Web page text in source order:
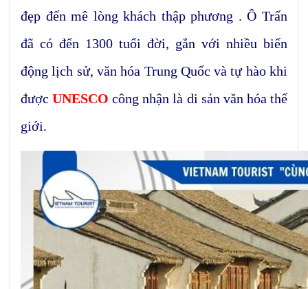
đẹp đến mê lòng khách thập phương . Ô Trấn
đã có đến 1300 tuổi đời, gắn với nhiều biến
động lịch sử, văn hóa Trung Quốc và tự hào khi
được UNESCO công nhận là di sản văn hóa thế
giới.